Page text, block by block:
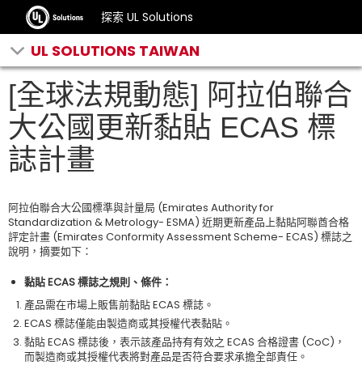
探索 UL Solutions
UL SOLUTIONS TAIWAN
[全球法規動態] 阿拉伯聯合
大公國更新黏貼 ECAS 標
誌計畫
阿拉伯聯合大公國標準與計量局 (Emirates Authority for
Standardization & Metrology- ESMA) 近期更新產品上黏貼阿聯酋合格
評定計畫 (Emirates Conformity Assessment Scheme- ECAS) 標誌之
說明，摘要如下：
黏貼 ECAS 標誌之規則、條件：
產品需在市場上販售前黏貼 ECAS 標誌。
ECAS 標誌僅能由製造商或其授權代表黏貼。
黏貼 ECAS 標誌後，表示該產品持有有效之 ECAS 合格證書 (CoC)，
而製造商或其授權代表將對產品是否符合要求承擔全部責任。